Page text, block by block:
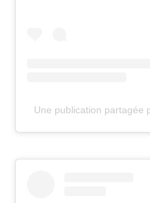
Une publication partagée